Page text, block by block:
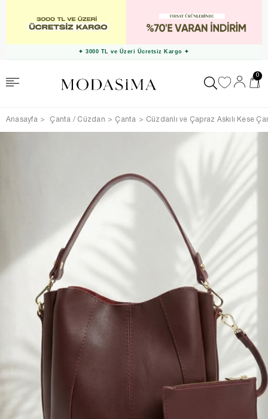
✦ 3000 TL ve Üzeri Ücretsiz Kargo ✦
0
Anasayfa Çanta / Cüzdan Çanta Cüzdanlı ve Çapraz Askılı Kese